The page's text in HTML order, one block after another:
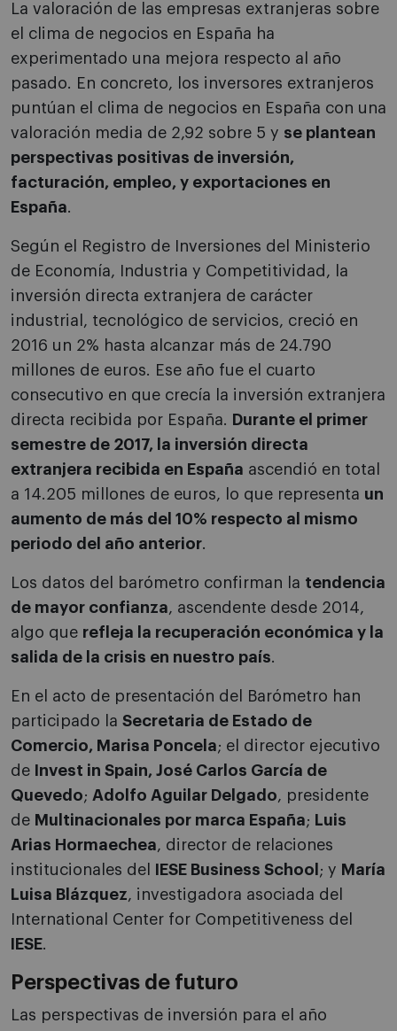
La valoración de las empresas extranjeras sobre
el clima de negocios en España ha
experimentado una mejora respecto al año
pasado. En concreto, los inversores extranjeros
puntúan el clima de negocios en España con una
valoración media de 2,92 sobre 5 y se plantean
perspectivas positivas de inversión,
facturación, empleo, y exportaciones en
España.
Según el Registro de Inversiones del Ministerio
de Economía, Industria y Competitividad, la
inversión directa extranjera de carácter
industrial, tecnológico de servicios, creció en
2016 un 2% hasta alcanzar más de 24.790
millones de euros. Ese año fue el cuarto
consecutivo en que crecía la inversión extranjera
directa recibida por España. Durante el primer
semestre de 2017, la inversión directa
extranjera recibida en España ascendió en total
a 14.205 millones de euros, lo que representa un
aumento de más del 10% respecto al mismo
periodo del año anterior.
Los datos del barómetro confirman la tendencia
de mayor confianza, ascendente desde 2014,
algo que refleja la recuperación económica y la
salida de la crisis en nuestro país.
En el acto de presentación del Barómetro han
participado la Secretaria de Estado de
Comercio, Marisa Poncela; el director ejecutivo
de
Invest in Spain, José Carlos García de
Quevedo; Adolfo Aguilar Delgado, presidente
de Multinacionales por marca España; Luis
Arias Hormaechea, director de relaciones
institucionales del
IESE Business School ; y María
Luisa Blázquez, investigadora asociada del
International Center for Competitiveness del
IESE.
Perspectivas de futuro
Las perspectivas de inversión para el año